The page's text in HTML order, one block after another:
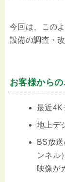
今回は、この
設備の調査・
お客様から
最近4K
地上デ
BS放
ンネル
映像が